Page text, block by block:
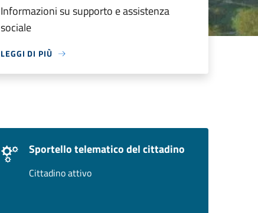
Informazioni su supporto e assistenza
sociale
LEGGI DI PIÙ
Sportello telematico del cittadino
Cittadino attivo